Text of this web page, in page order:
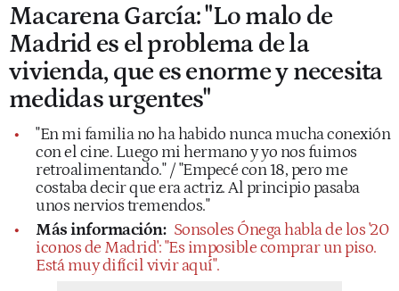
Macarena García: "Lo malo de
Madrid es el problema de la
vivienda, que es enorme y necesita
medidas urgentes"
"En mi familia no ha habido nunca mucha conexión
con el cine. Luego mi hermano y yo nos fuimos
retroalimentando." / "Empecé con 18, pero me
costaba decir que era actriz. Al principio pasaba
unos nervios tremendos."
Más información: Sonsoles Ónega habla de los '20
iconos de Madrid': "Es imposible comprar un piso.
Está muy difícil vivir aquí".